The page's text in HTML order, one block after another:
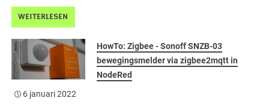
WEITERLESEN
HowTo: Zigbee - Sonoff SNZB-03
bewegingsmelder via zigbee2mqtt in
NodeRed
6 januari 2022